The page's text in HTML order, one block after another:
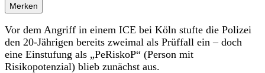
Merken
Vor dem Angriff in einem ICE bei Köln stufte die Polizei
den 20-Jährigen bereits zweimal als Prüffall ein – doch
eine Einstufung als „PeRiskoP“ (Person mit
Risikopotenzial) blieb zunächst aus.